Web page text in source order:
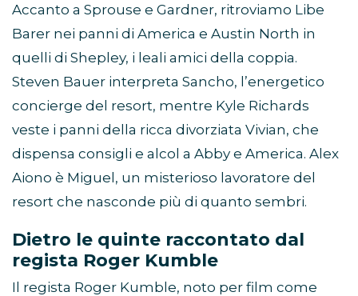
Accanto a Sprouse e Gardner, ritroviamo Libe
Barer nei panni di America e Austin North in
quelli di Shepley, i leali amici della coppia.
Steven Bauer interpreta Sancho, l’energetico
concierge del resort, mentre Kyle Richards
veste i panni della ricca divorziata Vivian, che
dispensa consigli e alcol a Abby e America. Alex
Aiono è Miguel, un misterioso lavoratore del
resort che nasconde più di quanto sembri.
Dietro le quinte raccontato dal
regista Roger Kumble
Il regista Roger Kumble, noto per film come